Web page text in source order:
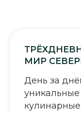
МИР
День за